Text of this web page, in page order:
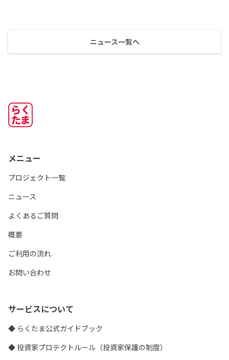
ニュース一覧へ
メニュー
プロジェクト一覧
ニュース
よくあるご質問
概要
ご利用の流れ
お問い合わせ
サービスについて
◆ らくたま公式ガイドブック
◆ 投資家プロテクトルール（投資家保護の制度）